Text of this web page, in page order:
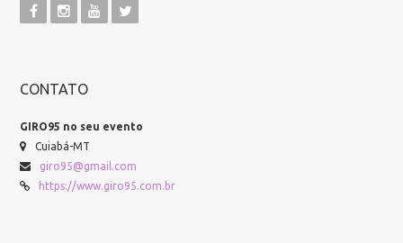
CONTATO
GIRO95 no seu evento
Cuiabá-MT
giro95@gmail.com
https://www.giro95.com.br